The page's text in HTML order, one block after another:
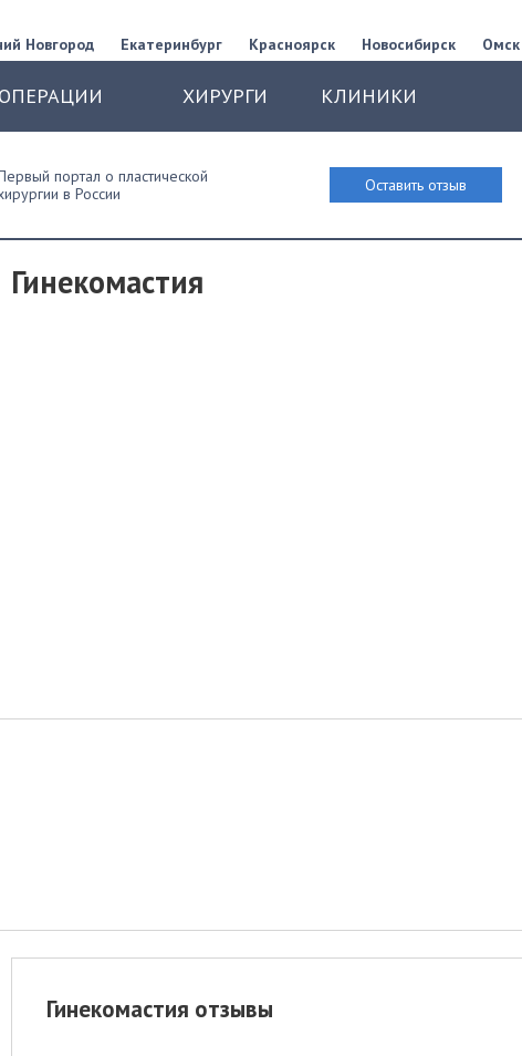
Новгород Екатеринбург Красноярск Новосибирск Омск
ХИРУРГИ КЛИНИКИ
портал о пластической
в России
Оставить отзыв
Гинекомастия
Гинекомастия отзывы